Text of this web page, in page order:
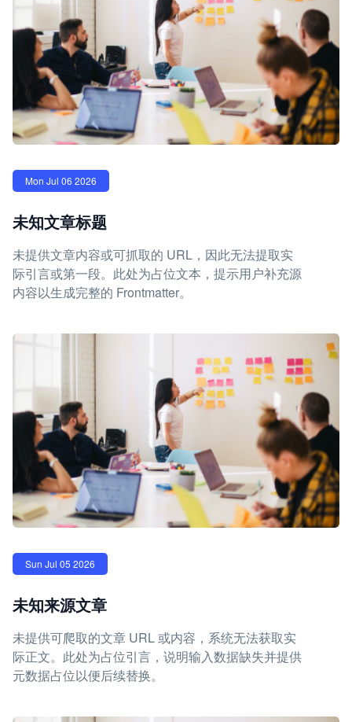
Mon Jul 06 2026
未知文章标题
未提供文章内容或可抓取的 URL，因此无法提取实
际引言或第一段。此处为占位文本，提示用户补充源
内容以生成完整的 Frontmatter。
Sun Jul 05 2026
未知来源文章
未提供可爬取的文章 URL 或内容，系统无法获取实
际正文。此处为占位引言，说明输入数据缺失并提供
元数据占位以便后续替换。